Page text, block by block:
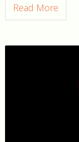
Read More